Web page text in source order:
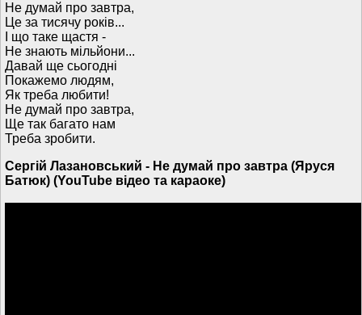
Не думай про завтра,
Це за тисячу років...
І що таке щастя -
Не знають мільйони...
Давай ще сьогодні
Покажемо людям,
Як треба любити!
Не думай про завтра,
Ще так багато нам
Треба зробити.
Сергій Лазановський - Не думай про завтра (Яруся
Батюк) (YouTube відео та караоке)